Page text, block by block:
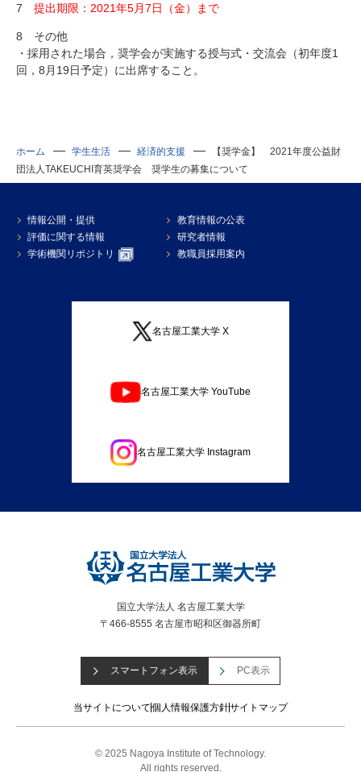
7 提出期限：2021年5月7日（金）まで
8 その他
・採用された場合，奨学会が実施する授与式・交流会（初年度1
回，8月19日予定）に出席すること。
ホーム 学生生活 経済的支援
【奨学金】 2021年度公益財
団法人TAKEUCHI育英奨学会 奨学生の募集について
情報公開・提供
教育情報の公表
評価に関する情報
研究者情報
学術機関リポジトリ
教職員採用案内
名古屋工業大学 X
名古屋工業大学 YouTube
名古屋工業大学 Instagram
国立大学法人 名古屋工業大学
〒466-8555 名古屋市昭和区御器所町
スマートフォン表示 PC表示
当サイトについて個人情報保護方針サイトマップ
© 2025 Nagoya Institute of Technology.
All rights reserved.